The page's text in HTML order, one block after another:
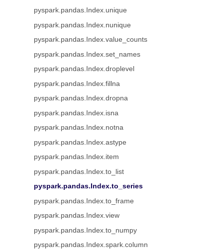
pyspark.pandas.Index.unique
pyspark.pandas.Index.nunique
pyspark.pandas.Index.value_counts
pyspark.pandas.Index.set_names
pyspark.pandas.Index.droplevel
pyspark.pandas.Index.fillna
pyspark.pandas.Index.dropna
pyspark.pandas.Index.isna
pyspark.pandas.Index.notna
pyspark.pandas.Index.astype
pyspark.pandas.Index.item
pyspark.pandas.Index.to_list
pyspark.pandas.Index.to_series
pyspark.pandas.Index.to_frame
pyspark.pandas.Index.view
pyspark.pandas.Index.to_numpy
pyspark.pandas.Index.spark.column